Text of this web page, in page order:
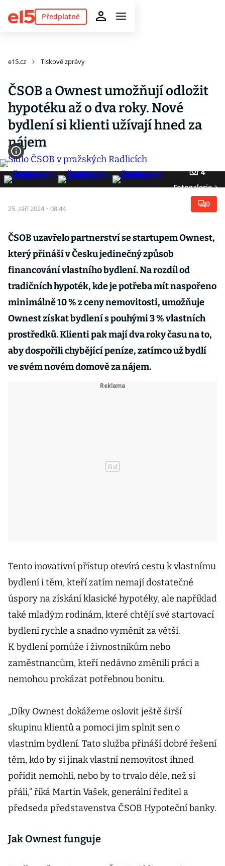
Předplatné
e15.cz Tiskové zprávy
ČSOB a Ownest umožňují odložit
hypotéku až o dva roky. Nové
bydlení si klienti užívají hned za
nájem
4
Fotogalerie
25. září 2024 · 08:44 0
ČSOB uzavřelo partnerství se startupem Ownest,
který přináší v Česku jedinečný způsob
financování vlastního bydlení. Na rozdíl od
tradičních hypoték, kde je potřeba mít naspořeno
minimálně 10 % z ceny nemovitosti, umožňuje
Ownest získat bydlení s pouhými 3 % vlastních
prostředků. Klienti pak mají dva roky času na to,
aby dospořili chybějící peníze, zatímco už bydlí
ve svém novém domově za nájem.
Tento inovativní přístup otevírá cestu k vlastnímu
bydlení i těm, kteří zatím nemají dostatečné
úspory na získání klasické hypotéky, ale například
také mladým rodinám, které chtějí své startovací
bydlení rychle a snadno vyměnit za větší.
K bydlení pomůže i živnostníkům nebo
zaměstnancům, kteří nedávno změnili práci a
nemohou prokázat potřebnou bonitu.
„Díky Ownest dokážeme oslovit ještě širší
skupinu klientů a pomoci jim splnit sen o
vlastním bydlení. Tato služba přináší dobré řešení
těm, kdo by si jinak vlastní nemovitost ihned
pořídit nemohli, nebo by to trvalo déle, než si
přáli,“ říká Martin Vašek, generální ředitel a
předseda představenstva ČSOB Hypoteční banky.
Jak Ownest funguje